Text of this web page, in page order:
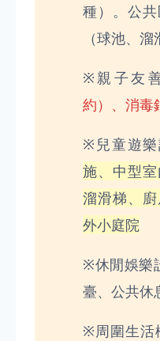
種）。公
（球池、
※親子友
約）、消毒
※兒童遊
施、中型
溜滑梯、
外小庭院
※休閒娛樂
臺、公共休
※周圍生活